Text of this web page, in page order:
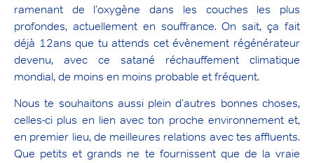
ramenant de l’oxygène dans les couches les plus
profondes, actuellement en souffrance. On sait, ça fait
déjà 12ans que tu attends cet évènement régénérateur
devenu, avec ce satané réchauffement climatique
mondial, de moins en moins probable et fréquent.
Nous te souhaitons aussi plein d’autres bonnes choses,
celles-ci plus en lien avec ton proche environnement et,
en premier lieu, de meilleures relations avec tes affluents.
Que petits et grands ne te fournissent que de la vraie